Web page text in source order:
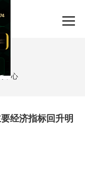
中心
经济指标回升明